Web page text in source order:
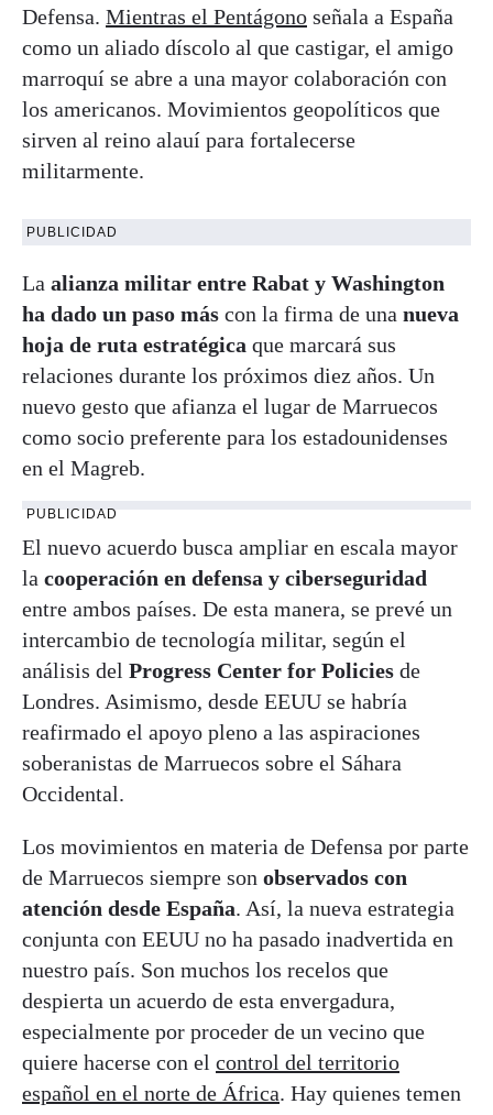
Defensa. Mientras el Pentágono señala a España
como un aliado díscolo al que castigar, el amigo
marroquí se abre a una mayor colaboración con
los americanos. Movimientos geopolíticos que
sirven al reino alauí para fortalecerse
militarmente.
PUBLICIDAD
La alianza militar entre Rabat y Washington
ha dado un paso más con la firma de una nueva
hoja de ruta estratégica que marcará sus
relaciones durante los próximos diez años. Un
nuevo gesto que afianza el lugar de Marruecos
como socio preferente para los estadounidenses
en el Magreb.
PUBLICIDAD
El nuevo acuerdo busca ampliar en escala mayor
la cooperación en defensa y ciberseguridad
entre ambos países. De esta manera, se prevé un
intercambio de tecnología militar, según el
análisis del Progress Center for Policies de
Londres. Asimismo, desde EEUU se habría
reafirmado el apoyo pleno a las aspiraciones
soberanistas de Marruecos sobre el Sáhara
Occidental.
Los movimientos en materia de Defensa por parte
de Marruecos siempre son observados con
atención desde España. Así, la nueva estrategia
conjunta con EEUU no ha pasado inadvertida en
nuestro país. Son muchos los recelos que
despierta un acuerdo de esta envergadura,
especialmente por proceder de un vecino que
quiere hacerse con el control del territorio
español en el norte de África. Hay quienes temen